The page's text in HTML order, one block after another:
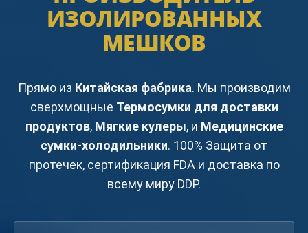
ИЗОЛИРОВАННЫХ
МЕШКОВ
Прямо из Китайская фабрика. Мы производим
сверхмощные Термосумки для доставки
продуктов, Мягкие кулеры, и Медицинские
сумки-холодильники. 100% Защита от
протечек, сертификация FDA и доставка по
всему миру DDP.